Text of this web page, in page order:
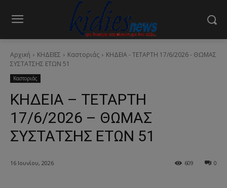
Αρχική ΚΗΔΕΙΕΣ Καστοριάς
ΚΗΔΕΙΑ - ΤΕΤΑΡΤΗ 17/6/2026 - ΘΩΜΑΣ
ΣΥΣΤΑΤΣΗΣ ΕΤΩΝ 51
Καστοριάς
ΚΗΔΕΙΑ – ΤΕΤΑΡΤΗ
17/6/2026 – ΘΩΜΑΣ
ΣΥΣΤΑΤΣΗΣ ΕΤΩΝ 51
16 Ιουνίου, 2026 0
609